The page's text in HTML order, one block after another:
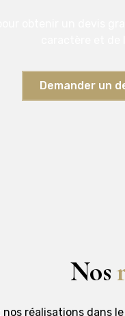
Demander un
Nos
nos réalisations dans